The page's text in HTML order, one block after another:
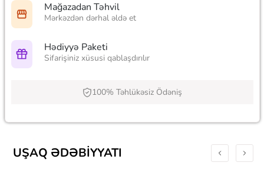
Mağazadan Təhvil
Mərkəzdən dərhal əldə et
Hədiyyə Paketi
Sifarişiniz xüsusi qablaşdırılır
100% Təhlükəsiz Ödəniş
UŞAQ ƏDƏBIYYATI